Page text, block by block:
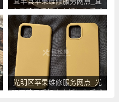
丰县苹果手机官方授权售后维
修中心地址电话
光明区苹果维修服务网点_光
明区苹果手机官方授权售后维